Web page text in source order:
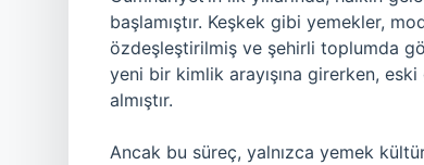
başlamıştır. Keşkek gibi yemekler,
özdeşleştirilmiş ve şehirli toplumda
yeni bir kimlik arayışına girerken,
almıştır.
Ancak bu süreç, yalnızca yemek